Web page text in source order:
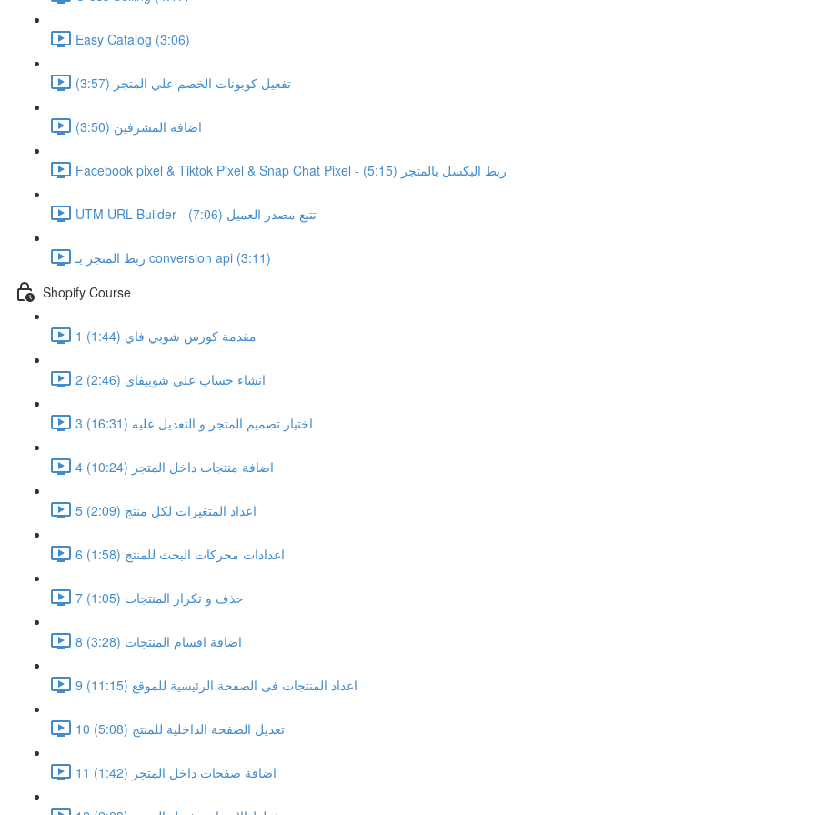
Easy Catalog (3:06)
تفعيل كوبونات الخصم علي المتجر (3:57)
اضافة المشرفين (3:50)
Facebook pixel & Tiktok Pixel & Snap Chat Pixel - ربط البكسل بالمتجر (5:15)
UTM URL Builder - تتبع مصدر العميل (7:06)
ربط المتجر بـ conversion api (3:11)
Shopify Course
1 مقدمة كورس شوبي فاي (1:44)
2 انشاء حساب على شوبيفاى (2:46)
3 اختيار تصميم المتجر و التعديل عليه (16:31)
4 اضافة منتجات داخل المتجر (10:24)
5 اعداد المتغيرات لكل منتج (2:09)
6 اعدادات محركات البحث للمنتج (1:58)
7 حذف و تكرار المنتجات (1:05)
8 اضافة اقسام المنتجات (3:28)
9 اعداد المنتجات فى الصفحة الرئيسية للموقع (11:15)
10 تعديل الصفحة الداخلية للمنتج (5:08)
11 اضافة صفحات داخل المتجر (1:42)